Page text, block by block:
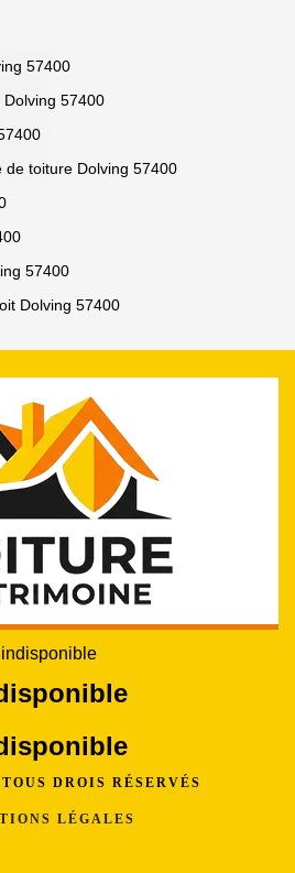
57400
57400
de toiture Dolving 57400
57400
Dolving 57400
indisponible
DROIS RÉSERVÉS
LÉGALES